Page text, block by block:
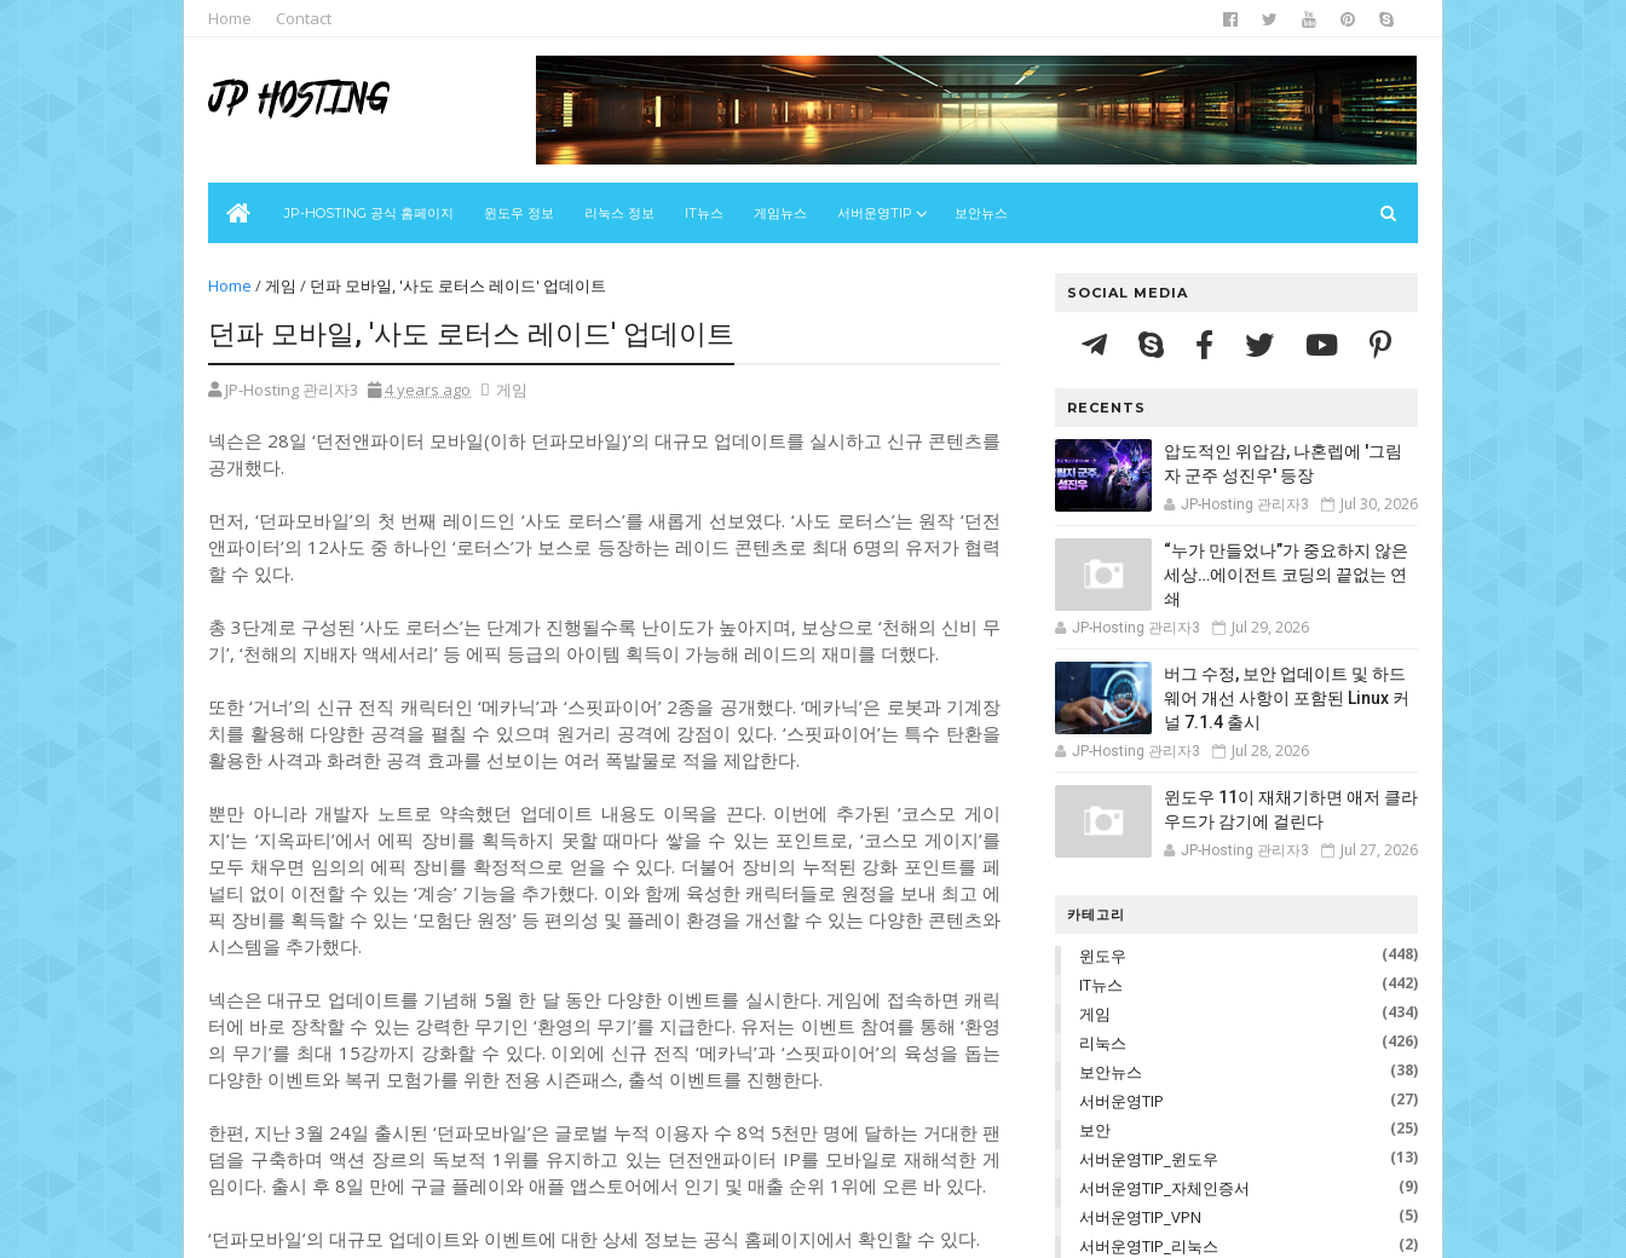
Home Contact
JP-HOSTING 공식 홈페이지 윈도우 정보 리눅스 정보 IT뉴스 게임뉴스 서버운영TIP 보안뉴스
Home /게임 / 던파 모바일, '사도 로터스 레이드' 업데이트
던파 모바일, '사도 로터스 레이드' 업데이트
JP-Hosting 관리자3 4 years ago 게임
넥슨은 28일 ‘던전앤파이터 모바일(이하 던파모바일)’의 대규모 업데이트를 실시하고 신규 콘텐츠를
공개했다.
먼저, ‘던파모바일’의 첫 번째 레이드인 ‘사도 로터스’를 새롭게 선보였다. ‘사도 로터스’는 원작 ‘던전
앤파이터’의 12사도 중 하나인 ‘로터스’가 보스로 등장하는 레이드 콘텐츠로 최대 6명의 유저가 협력
할 수 있다.
총 3단계로 구성된 ‘사도 로터스’는 단계가 진행될수록 난이도가 높아지며, 보상으로 ‘천해의 신비 무
기’, ‘천해의 지배자 액세서리’ 등 에픽 등급의 아이템 획득이 가능해 레이드의 재미를 더했다.
또한 ‘거너’의 신규 전직 캐릭터인 ‘메카닉’과 ‘스핏파이어’ 2종을 공개했다. ‘메카닉’은 로봇과 기계장
치를 활용해 다양한 공격을 펼칠 수 있으며 원거리 공격에 강점이 있다. ‘스핏파이어’는 특수 탄환을
활용한 사격과 화려한 공격 효과를 선보이는 여러 폭발물로 적을 제압한다.
뿐만 아니라 개발자 노트로 약속했던 업데이트 내용도 이목을 끈다. 이번에 추가된 ‘코스모 게이
지’는 ‘지옥파티’에서 에픽 장비를 획득하지 못할 때마다 쌓을 수 있는 포인트로, ‘코스모 게이지’를
모두 채우면 임의의 에픽 장비를 확정적으로 얻을 수 있다. 더불어 장비의 누적된 강화 포인트를 페
널티 없이 이전할 수 있는 ‘계승’ 기능을 추가했다. 이와 함께 육성한 캐릭터들로 원정을 보내 최고 에
픽 장비를 획득할 수 있는 ‘모험단 원정’ 등 편의성 및 플레이 환경을 개선할 수 있는 다양한 콘텐츠와
시스템을 추가했다.
넥슨은 대규모 업데이트를 기념해 5월 한 달 동안 다양한 이벤트를 실시한다. 게임에 접속하면 캐릭
터에 바로 장착할 수 있는 강력한 무기인 ‘환영의 무기’를 지급한다. 유저는 이벤트 참여를 통해 ‘환영
의 무기’를 최대 15강까지 강화할 수 있다. 이외에 신규 전직 ‘메카닉’과 ‘스핏파이어’의 육성을 돕는
다양한 이벤트와 복귀 모험가를 위한 전용 시즌패스, 출석 이벤트를 진행한다.
한편, 지난 3월 24일 출시된 ‘던파모바일’은 글로벌 누적 이용자 수 8억 5천만 명에 달하는 거대한 팬
덤을 구축하며 액션 장르의 독보적 1위를 유지하고 있는 던전앤파이터 IP를 모바일로 재해석한 게
임이다. 출시 후 8일 만에 구글 플레이와 애플 앱스토어에서 인기 및 매출 순위 1위에 오른 바 있다.
‘던파모바일’의 대규모 업데이트와 이벤트에 대한 상세 정보는 공식 홈페이지에서 확인할 수 있다.
SOCIAL MEDIA
RECENTS
압도적인 위압감, 나혼렙에 '그림
자 군주 성진우' 등장
JP-Hosting 관리자3 Jul 30, 2026
“누가 만들었나”가 중요하지 않은
세상…에이전트 코딩의 끝없는 연
쇄
JP-Hosting 관리자3 Jul 29, 2026
버그 수정, 보안 업데이트 및 하드
웨어 개선 사항이 포함된 Linux 커
널 7.1.4 출시
JP-Hosting 관리자3 Jul 28, 2026
윈도우 11이 재채기하면 애저 클라
우드가 감기에 걸린다
JP-Hosting 관리자3 Jul 27, 2026
카테고리
윈도우 (448)
IT뉴스 (442)
게임 (434)
리눅스 (426)
보안뉴스 (38)
서버운영TIP (27)
보안 (25)
서버운영TIP_윈도우 (13)
서버운영TIP_자체인증서 (9)
서버운영TIP_VPN (5)
서버운영TIP_리눅스 (2)